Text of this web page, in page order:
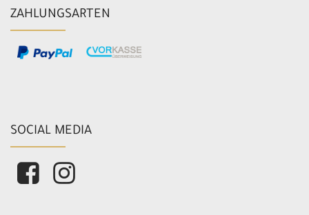
ZAHLUNGSARTEN
SOCIAL MEDIA